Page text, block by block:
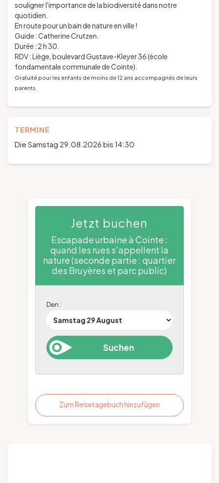
souligner l'importance de la biodiversité dans notre
quotidien.
En route pour un bain de nature en ville !
Guide : Catherine Crutzen.
Durée : 2 h 30.
RDV : Liège, boulevard Gustave-Kleyer 36 (école
fondamentale communale de Cointe).
Gratuité pour les enfants de moins de 12 ans accompagnés de leurs
parents.
TERMINE
Die Samstag 29.08.2026 bis 14:30
Jetzt buchen
Escapade urbaine à Cointe :
quand les rues s'appellent la
nature (seconde partie : quartier
des Bruyères et parc public)
Den :
Zum Reisetagebuch hinzufügen